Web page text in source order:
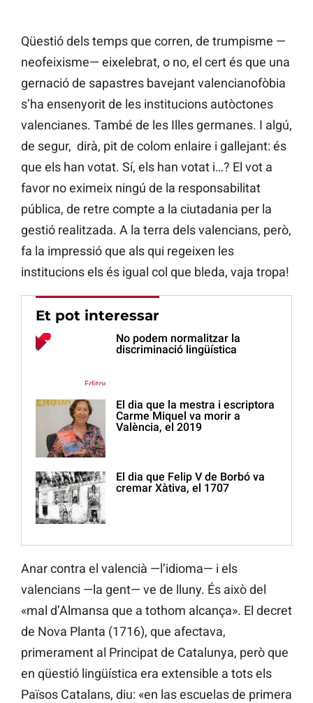
Qüestió dels temps que corren, de trumpisme —
neofeixisme— eixelebrat, o no, el cert és que una
gernació de sapastres bavejant valencianofòbia
s’ha ensenyorit de les institucions autòctones
valencianes. També de les Illes germanes. I algú,
de segur, dirà, pit de colom enlaire i gallejant: és
que els han votat. Sí, els han votat i…? El vot a
favor no eximeix ningú de la responsabilitat
pública, de retre compte a la ciutadania per la
gestió realitzada. A la terra dels valencians, però,
fa la impressió que als qui regeixen les
institucions els és igual col que bleda, vaja tropa!
Et pot interessar
No podem normalitzar la
discriminació lingüística
El dia que la mestra i escriptora
Carme Miquel va morir a
València, el 2019
El dia que Felip V de Borbó va
cremar Xàtiva, el 1707
Anar contra el valencià —l’idioma— i els
valencians —la gent— ve de lluny. És això del
«mal d’Almansa que a tothom alcança». El decret
de Nova Planta (1716), que afectava,
primerament al Principat de Catalunya, però que
en qüestió lingüística era extensible a tots els
Països Catalans, diu: «en las escuelas de primera